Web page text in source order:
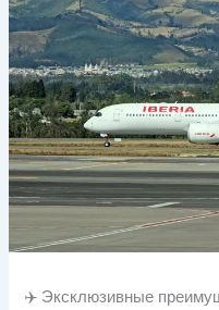
✈️ Эксклюзивные